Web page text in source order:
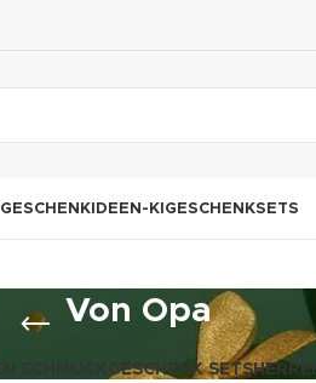
GESCHENKIDEEN-KI GESCHENKSETS
Von Opa
GESCHENK SETS